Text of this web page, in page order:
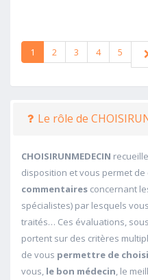
1 2 3 4 5
Le rôle de
CHOISIRUNMEDECIN
disposition et vous permet de
commentaires concernant
spécialistes) par lesquels
traités… Ces évaluations,
portent sur des critères
de vous permettre de
vous, le bon médecin, le